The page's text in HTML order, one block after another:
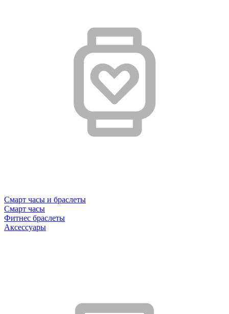
Смарт часы и браслеты
Смарт часы
Фитнес браслеты
Аксессуары